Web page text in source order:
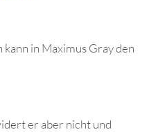
kann in Maximus Gray den
er aber nicht und